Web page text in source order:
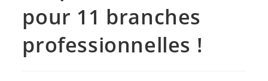
pour 11 branches
professionnelles !